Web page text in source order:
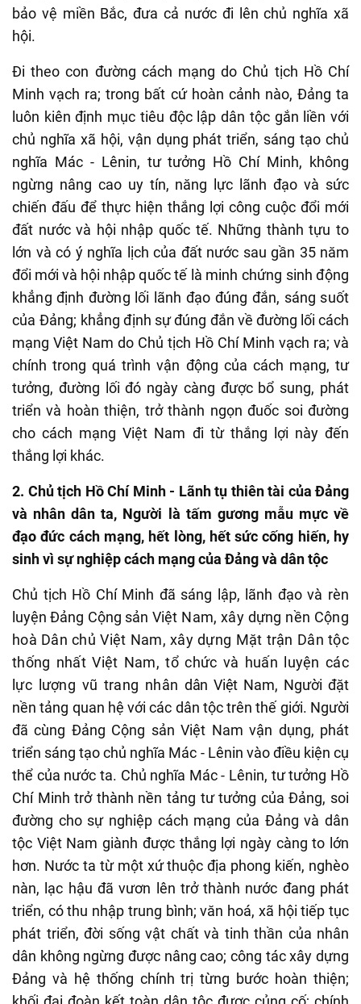
bảo vệ miền Bắc, đưa cả nước đi lên chủ nghĩa xã
hội.
Đi theo con đường cách mạng do Chủ tịch Hồ Chí
Minhvạch ra; trong bất cứ hoàn cảnh nào, Đảng ta
luôn kiên định mục tiêu độc lập dân tộc gắn liền với
chủ nghĩa xã hội, vận dụng phát triển, sáng tạo chủ
nghĩa Mác - Lênin, tư tưởng Hồ Chí Minh, không
ngừng nâng cao uy tín, năng lực lãnh đạo và sức
chiến đấu để thực hiện thắng lợi công cuộc đổi mới
đất nướcvà hội nhập quốc tế. Những thành tựu to
lớn và có ý nghĩa lịch của đất nước sau gần 35năm
đổi mới và hội nhậpquốc tế là minh chứng sinh động
khẳng định đường lối lãnh đạo đúng đắn, sáng suốt
của Đảng; khẳng định sự đúng đắn về đường lối cách
mạng Việt Nam do Chủ tịch Hồ Chí Minh vạch ra; và
chính trong quá trình vận động của cách mạng, tư
tưởng, đường lối đó ngày càng được bổ sung, phát
triển và hoàn thiện, trở thành ngọn đuốc soi đường
cho cách mạng Việt Nam đi từ thắng lợi này đến
thắng lợi khác.
2. Chủ tịch Hồ Chí Minh - Lãnh tụ thiên tài của Đảng
và nhân dân ta, Người là tấm gương mẫu mựcvề
đạo đức cách mạng, hết lòng, hết sức cống hiến, hy
sinh vì sự nghiệp cách mạng của Đảng và dân tộc
Chủ tịch Hồ Chí Minh đã sáng lập, lãnh đạo và rèn
luyện Đảng Cộng sản Việt Nam, xây dựng nền Cộng
hoà Dân chủ Việt Nam, xây dựng Mặt trận Dân tộc
thống nhất Việt Nam, tổ chức và huấn luyện các
lực lượng vũ trang nhân dân Việt Nam, Người đặt
nền tảng quan hệ với các dân tộc trên thế giới. Người
đã cùng Đảng Cộng sản Việt Nam vận dụng, phát
triển sáng tạo chủ nghĩa Mác - Lênin vào điều kiện cụ
thể của nước ta. Chủ nghĩa Mác - Lênin, tư tưởng Hồ
Chí Minh trở thành nền tảng tư tưởng của Đảng, soi
đường cho sự nghiệp cách mạng của Đảng và dân
tộc Việt Nam giành được thắng lợi ngày càng to lớn
hơn. Nước ta từ một xứ thuộc địa phong kiến, nghèo
nàn, lạc hậu đã vươn lên trở thành nước đang phát
triển, có thu nhập trung bình; văn hoá, xã hội tiếp tục
phát triển, đời sống vật chất và tinh thần của nhân
dân không ngừngđược nâng cao; công tác xây dựng
Đảng và hệ thống chính trịtừng bước hoàn thiện;